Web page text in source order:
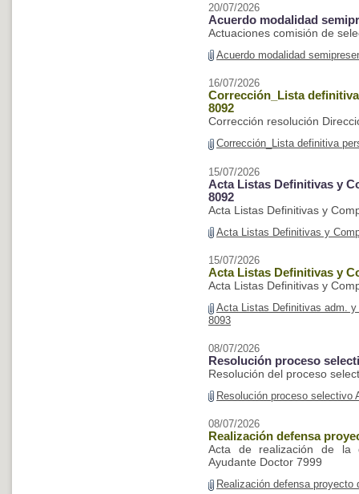
20/07/2026
Acuerdo modalidad
Actuaciones comisión de
Acuerdo modalidad
16/07/2026
Corrección_Lista
8092
Corrección resolución
Corrección_Lista definitiva
15/07/2026
Acta Listas Definitivas y
8092
Acta Listas Definitivas y
Acta Listas Definitivas y
15/07/2026
Acta Listas Definitivas y
Acta Listas Definitivas y
Acta Listas Definitivas adm.
8093
08/07/2026
Resolución proceso
Resolución del proceso
Resolución proceso selectivo
08/07/2026
Realización defensa
Acta de realización de la
Ayudante Doctor 7999
Realización defensa